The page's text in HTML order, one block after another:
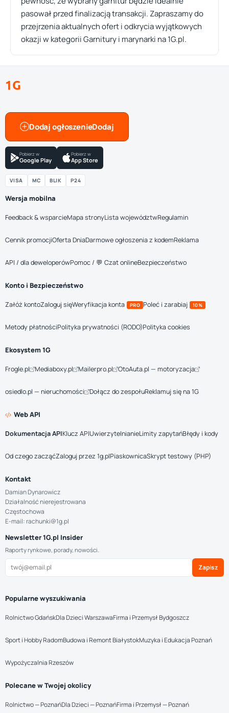
pasował przed finalizacją transakcji. Zapraszamy do
przejrzenia aktualnych ofert i odkrycia wyjątkowych
okazji w kategorii Garnitury i marynarki na 1G.pl.
1G
Dodaj ogłoszenie
Pobierz w
Google Play
Pobierz w
App Store
VISA MC BLIK P24
Wersja mobilna
Feedback & wsparcieMapa stronyLista województwRegulamin
Cennik promocjiOferta DniaDarmowe ogłoszenia z kodemReklama
API / dla deweloperówPomoc / 💬 Czat onlineBezpieczeństwo
Konto i Bezpieczeństwo
Załóż kontoZaloguj sięWeryfikacja konta PRO Poleć i zarabiaj 10%
Metody płatnościPolityka prywatności (RODO)Polityka cookies
Ekosystem 1G
Frogle.pl Mediaboxy.pl Mailerpro.pl OtoAuta.pl — motoryzacja
osiedlo.pl — nieruchomości Dołącz do zespołuReklamuj się na 1G
Web API
Dokumentacja APIKlucz APIUwierzytelnianieLimity zapytańBłędy i kody
Od czego zacząćZaloguj przez 1g.plPiaskownicaSkrypt testowy (PHP)
Kontakt
Damian Dynarowicz
Działalność nierejestrowana
Częstochowa
E-mail: rachunki@1g.pl
Newsletter 1G.pl Insider
Raporty rynkowe, porady, nowości.
Zapisz
Popularne wyszukiwania
Rolnictwo GdańskDla Dzieci WarszawaFirma i Przemysł Bydgoszcz
Sport i Hobby RadomBudowa i Remont BiałystokMuzyka i Edukacja Poznań
Wypożyczalnia Rzeszów
Polecane w Twojej okolicy
Rolnictwo — PoznańDla Dzieci — PoznańFirma i Przemysł — Poznań